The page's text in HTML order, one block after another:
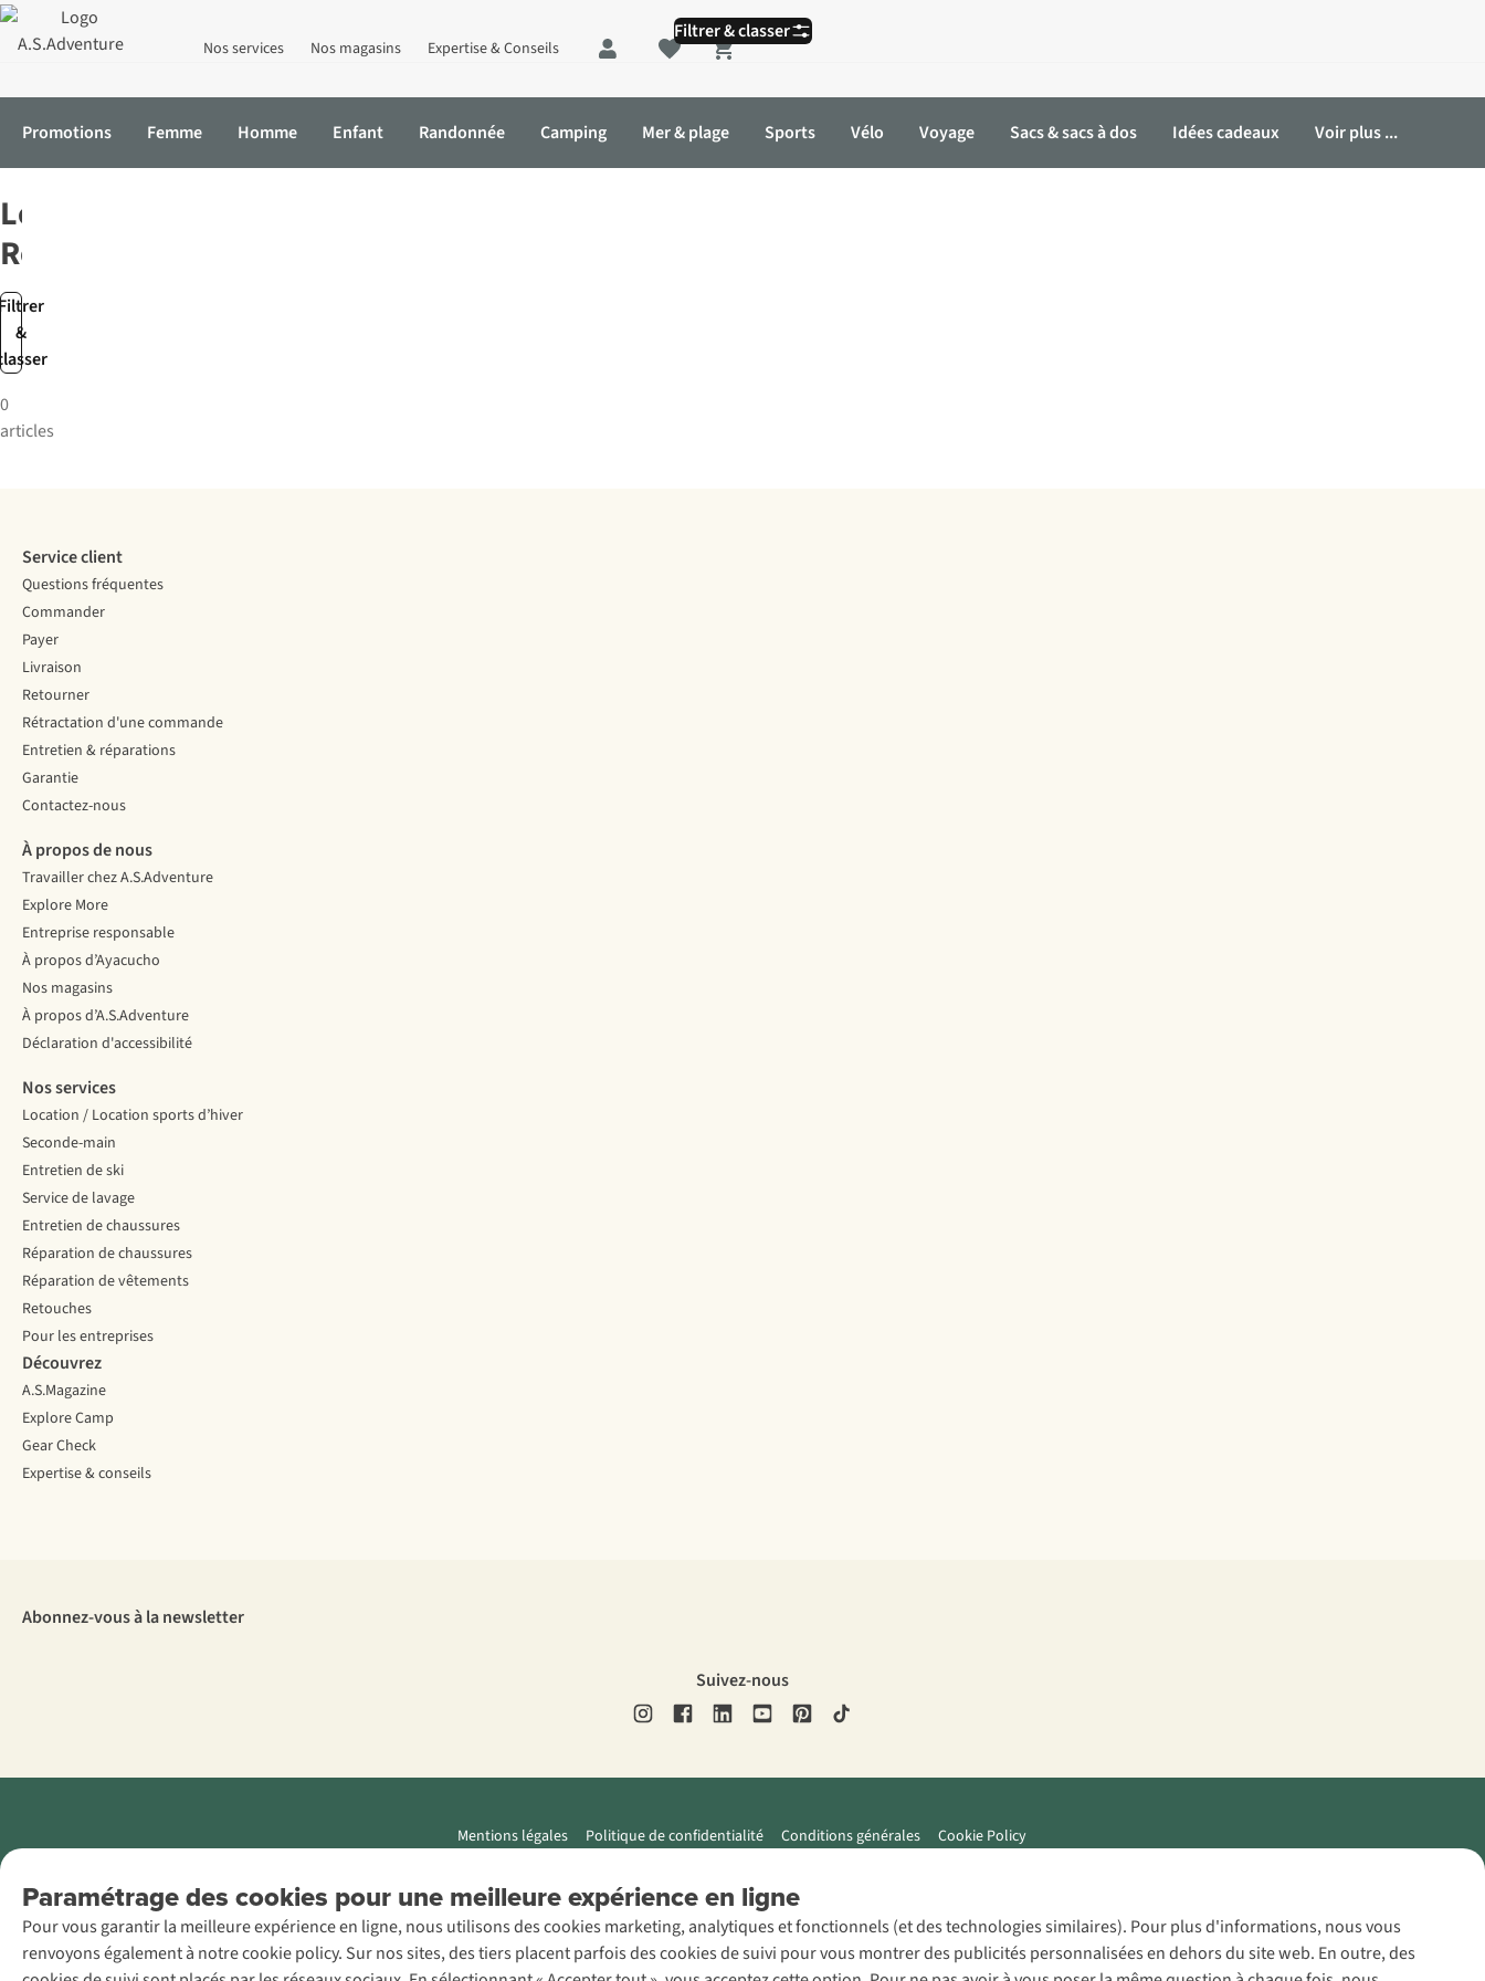
Nos services Nos magasins Expertise & Conseils
Shopping cart
Promotions Femme Homme Enfant Randonnée Camping Mer & plage Sports Vélo Voyage Sacs & sacs à dos Idées cadeaux Voir plus ...
&
Filtrer & classer
Le
Routard
0
articles
Paramétrage des cookies pour une meilleure expérience en ligne
Pour vous garantir la meilleure expérience en ligne, nous utilisons des cookies marketing, analytiques et fonctionnels (et des technologies similaires). Pour plus d'informations, nous vous
renvoyons également à notre cookie policy. Sur nos sites, des tiers placent parfois des cookies de suivi pour vous montrer des publicités personnalisées en dehors du site web. En outre, des
Service client
Questions fréquentes
Commander
Payer
Livraison
Retourner
Rétractation d'une commande
Entretien & réparations
Garantie
Contactez-nous
À propos de nous
Travailler chez A.S.Adventure
Explore More
Entreprise responsable
À propos d’Ayacucho
Nos magasins
À propos d’A.S.Adventure
Déclaration d'accessibilité
Nos services
Location / Location sports d’hiver
Seconde-main
Entretien de ski
Service de lavage
Entretien de chaussures
Réparation de chaussures
Réparation de vêtements
Retouches
Pour les entreprises
Découvrez
A.S.Magazine
Explore Camp
Gear Check
Expertise & conseils
Abonnez-vous à la newsletter
Suivez-nous
Mentions légales Politique de confidentialité Conditions générales Cookie Policy
AS Adventure
Luxemburg SA,
Boulevard F.W.
Raiffeisen 25, L-